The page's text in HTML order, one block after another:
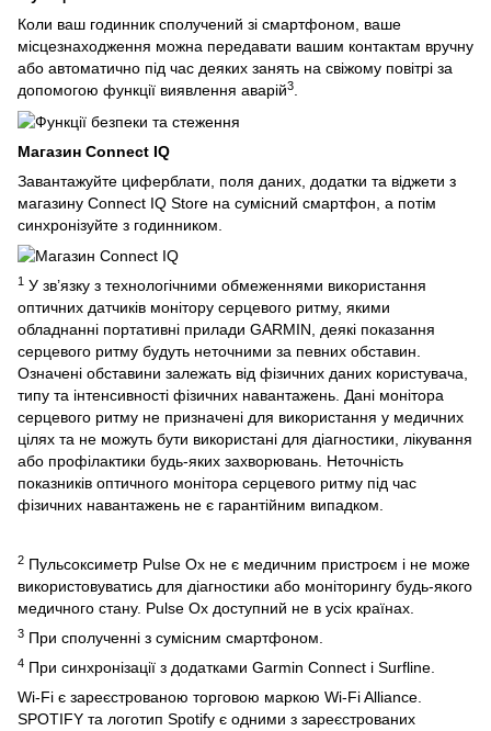
Коли ваш годинник сполучений зі смартфоном, ваше
місцезнаходження можна передавати вашим контактам вручну
або автоматично під час деяких занять на свіжому повітрі за
допомогою функції виявлення аварій3.
Магазин Connect IQ
Завантажуйте циферблати, поля даних, додатки та віджети з
магазину Connect IQ Store на сумісний смартфон, а потім
синхронізуйте з годинником.
1 У зв’язку з технологічними обмеженнями використання
оптичних датчиків монітору серцевого ритму, якими
обладнанні портативні прилади GARMIN, деякі показання
серцевого ритму будуть неточними за певних обставин.
Означені обставини залежать від фізичних даних користувача,
типу та інтенсивності фізичних навантажень. Дані монітора
серцевого ритму не призначені для використання у медичних
цілях та не можуть бути використані для діагностики, лікування
або профілактики будь-яких захворювань. Неточність
показників оптичного монітора серцевого ритму під час
фізичних навантажень не є гарантійним випадком.
2 Пульсоксиметр Pulse Ox не є медичним пристроєм і не може
використовуватись для діагностики або моніторингу будь-якого
медичного стану. Pulse Ox доступний не в усіх країнах.
3 При сполученні з сумісним смартфоном.
4 При синхронізації з додатками Garmin Connect і Surfline.
Wi-Fi є зареєстрованою торговою маркою Wi-Fi Alliance.
SPOTIFY та логотип Spotify є одними з зареєстрованих